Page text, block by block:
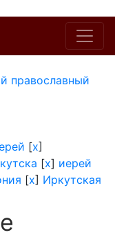
православный
[x]
[x] иерей
[x] Иркутская